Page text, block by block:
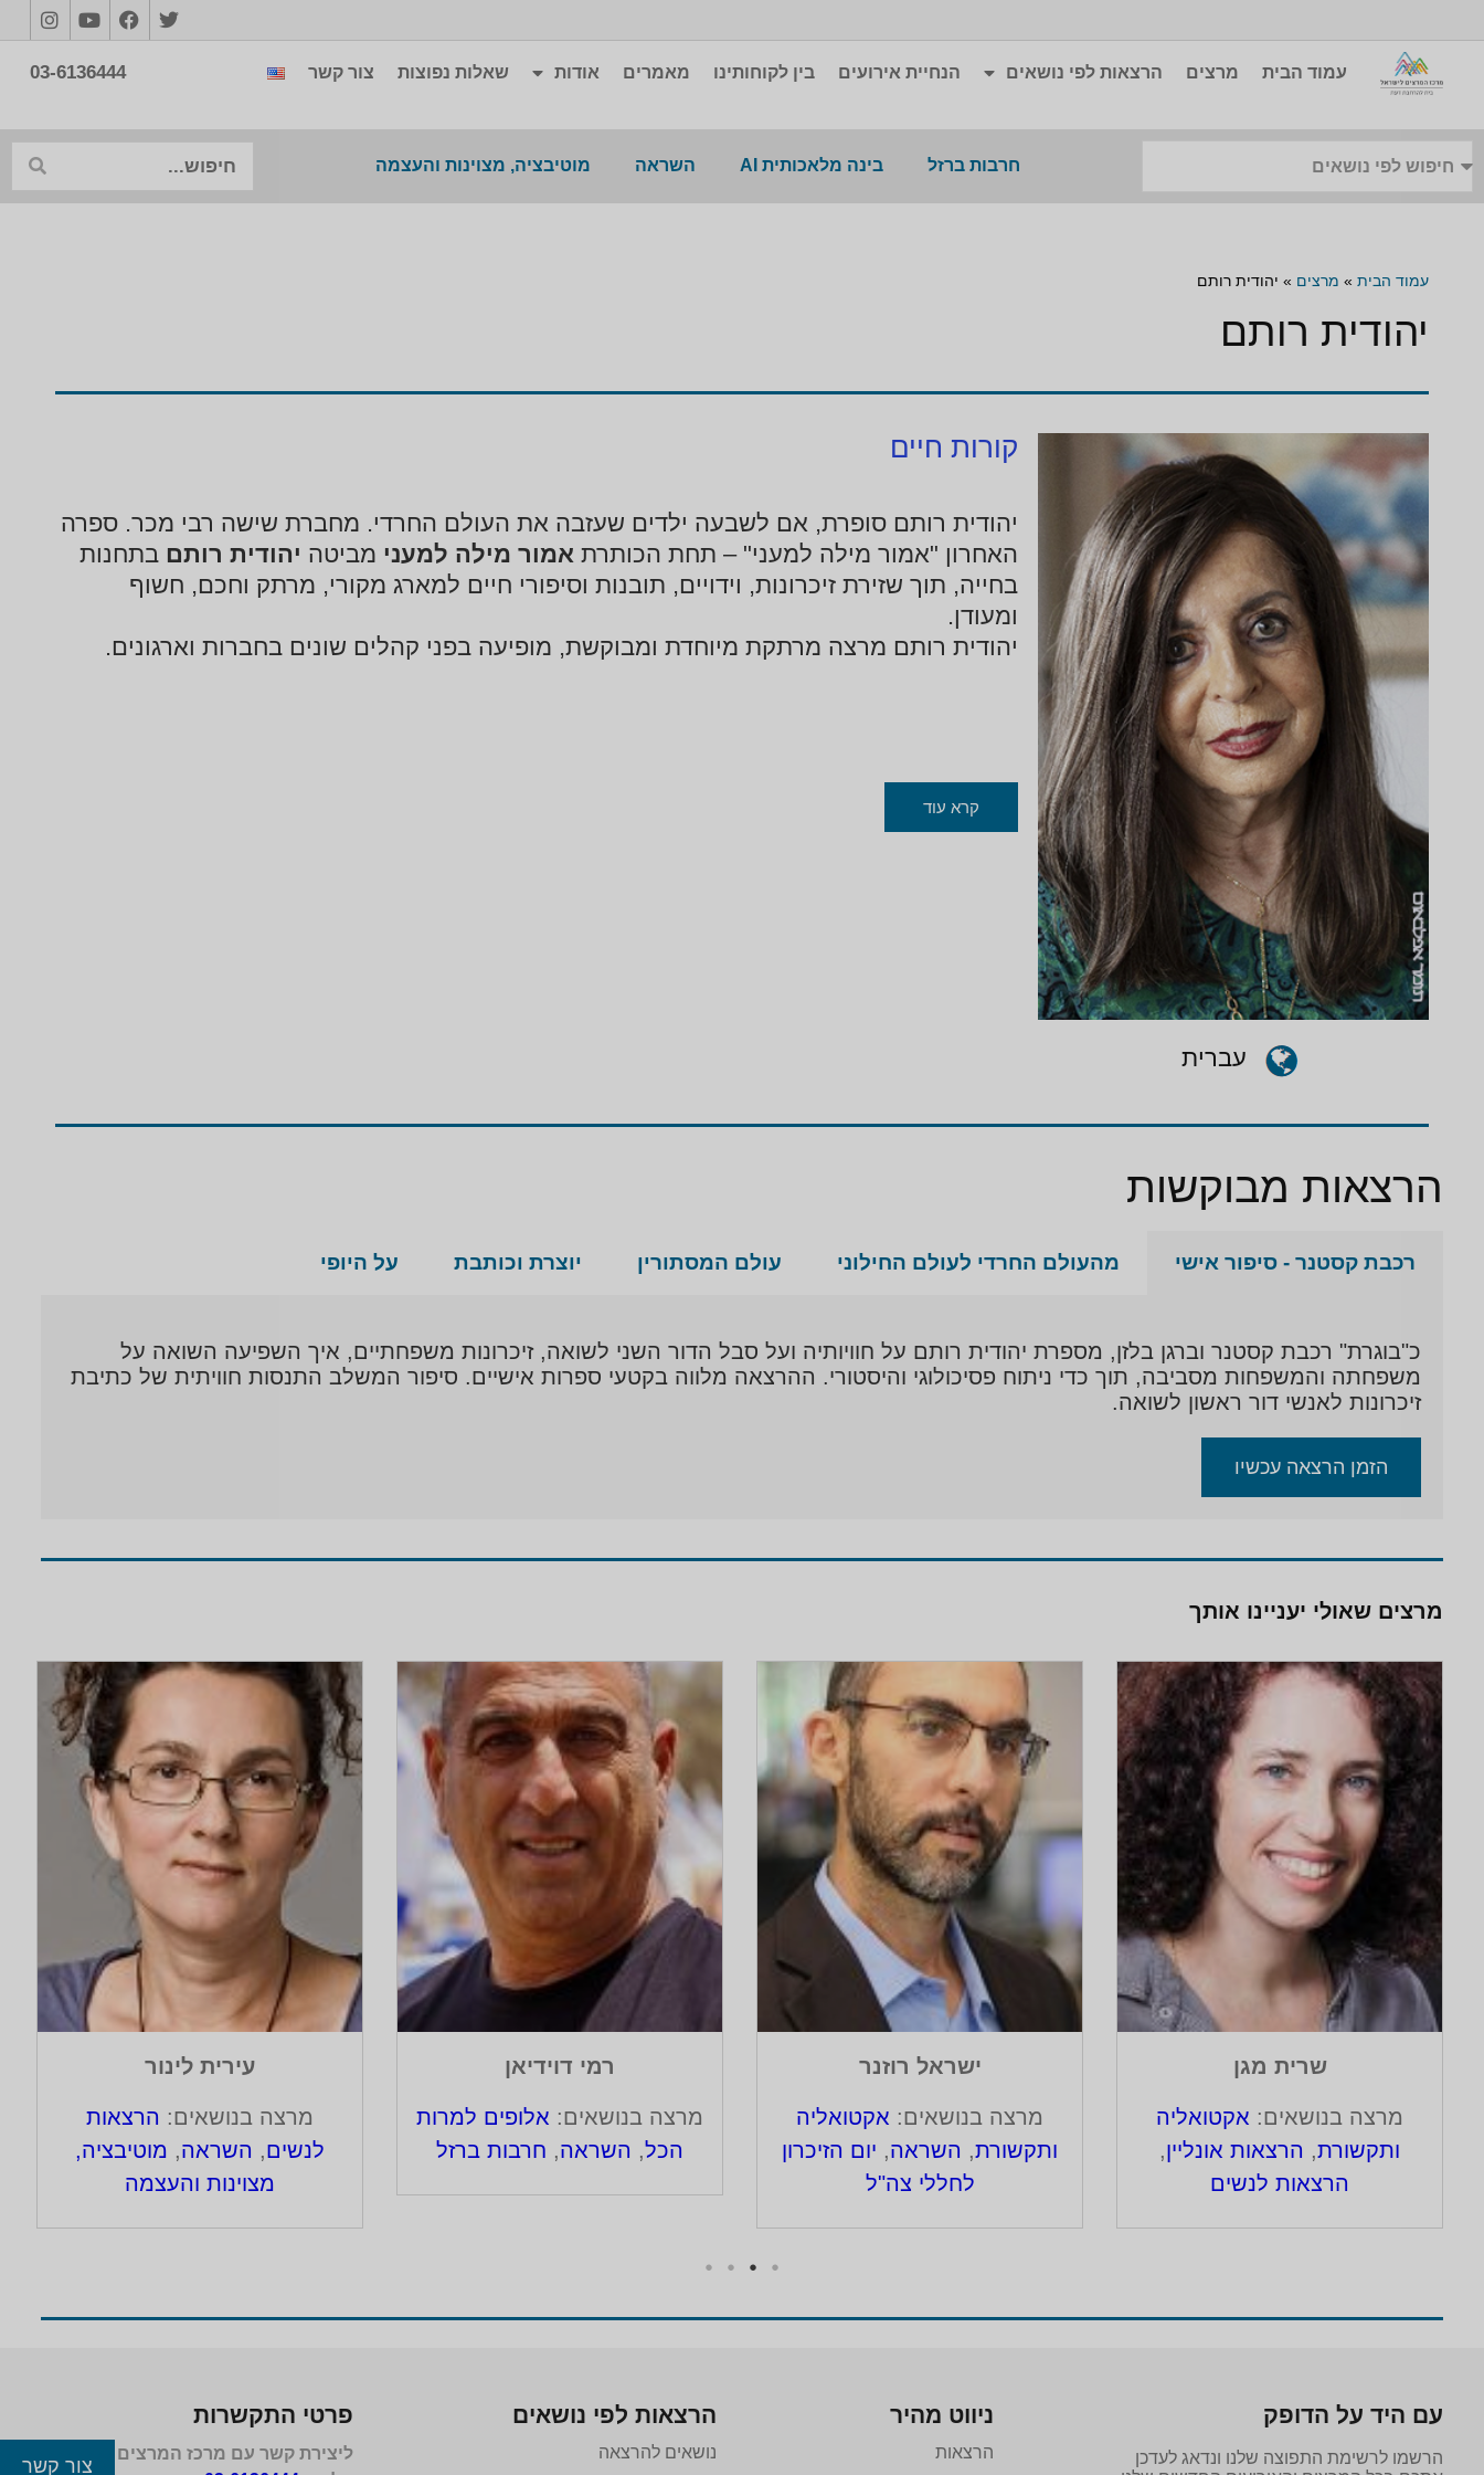
עמוד הבית מרצים הרצאות לפי נושאים הנחיית אירועים בין לקוחותינו מאמרים אודות שאלות נפוצות צור קשר 03-6136444
חרבות ברזל בינה מלאכותית AI השראה מוטיבציה, מצוינות והעצמה
עמוד הבית » מרצים » יהודית רותם
יהודית רותם
עברית
קורות חיים
יהודית רותם סופרת, אם לשבעה ילדים שעזבה את העולם החרדי. מחברת שישה רבי מכר. ספרה
האחרון "אמור מילה למעני" – תחת הכותרת אמור מילה למעני מביטה יהודית רותם בתחנות
בחייה, תוך שזירת זיכרונות, וידויים, תובנות וסיפורי חיים למארג מקורי, מרתק וחכם, חשוף
ומעודן.
יהודית רותם מרצה מרתקת מיוחדת ומבוקשת, מופיעה בפני קהלים שונים בחברות וארגונים.
קרא עוד
הרצאות מבוקשות
רכבת קסטנר - סיפור אישי מהעולם החרדי לעולם החילוני עולם המסתורין יוצרת וכותבת על היופי
כ"בוגרת" רכבת קסטנר וברגן בלזן, מספרת יהודית רותם על חוויותיה ועל סבל הדור השני לשואה, זיכרונות משפחתיים, איך השפיעה השואה על
משפחתה והמשפחות מסביבה, תוך כדי ניתוח פסיכולוגי והיסטורי. ההרצאה מלווה בקטעי ספרות אישיים. סיפור המשלב התנסות חוויתית של כתיבת
זיכרונות לאנשי דור ראשון לשואה.
הזמן הרצאה עכשיו
מרצים שאולי יעניינו אותך
עירית לינור
מרצה בנושאים: הרצאות
לנשים, השראה, מוטיבציה,
מצוינות והעצמה
רמי דוידיאן
מרצה בנושאים: אלופים למרות
הכל, השראה, חרבות ברזל
ישראל רוזנר
מרצה בנושאים: אקטואליה
ותקשורת, השראה, יום הזיכרון
לחללי צה"ל
שרית מגן
מרצה בנושאים: אקטואליה
ותקשורת, הרצאות אונליין,
הרצאות לנשים
עם היד על הדופק
הרשמו לרשימת התפוצה שלנו ונדאג לעדכן
ניווט מהיר
הרצאות
הרצאות לפי נושאים
נושאים להרצאה
פרטי התקשרות
ליצירת קשר עם מרכז המרצים לישראל
צור קשר